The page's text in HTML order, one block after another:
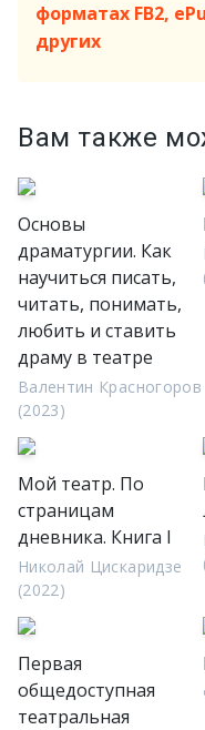
форматах FB2,
других
Вам также
Основы
драматургии. Как
научиться писать,
читать, понимать,
любить и ставить
драму в театре
Валентин Красногоров
(2023)
Мой театр. По
страницам
дневника. Книга I
Николай Цискаридзе
(2022)
Первая
общедоступная
театральная